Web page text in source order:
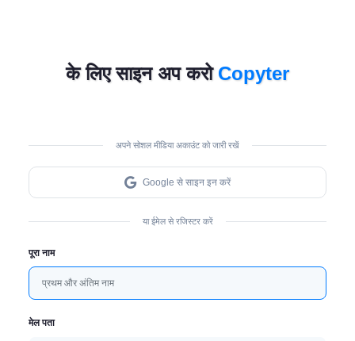
Regístrate
la
mejor
herramienta
de
escritura
con
IA
के लिए साइन अप करो Copyter
अपने सोशल मीडिया अकाउंट को जारी रखें
Google से साइन इन करें
या ईमेल से रजिस्टर करें
पूरा नाम
मेल पता